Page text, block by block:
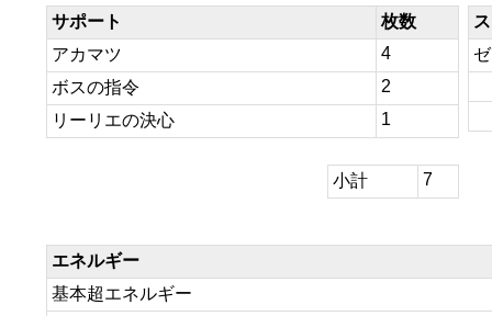
サポート
枚数
アカマツ
4
ボスの指令
2
リーリエの決心
1
小計 7
エネルギー
基本超エネルギー